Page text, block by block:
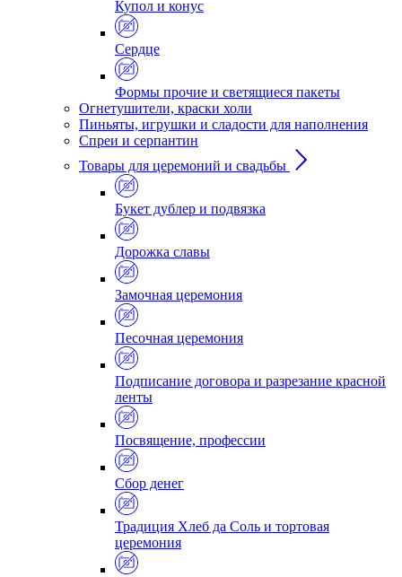
Купол и конус
Сердце
Формы прочие и светящиеся пакеты
Огнетушители, краски холи
Пиньяты, игрушки и сладости для наполнения
Спреи и серпантин
Товары для церемоний и свадьбы
Букет дублер и подвязка
Дорожка славы
Замочная церемония
Песочная церемония
Подписание договора и разрезание красной
ленты
Посвящение, профессии
Сбор денег
Традиция Хлеб да Соль и тортовая
церемония